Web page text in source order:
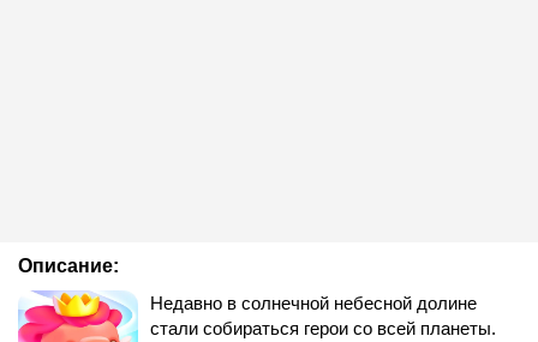
Описание:
Недавно в солнечной небесной долине
стали собираться герои со всей планеты.